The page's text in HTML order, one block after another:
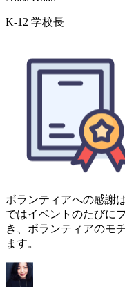
ボランティアへの感謝
ではイベントのたびに
き、ボランティアのモ
ます。
Farhan Siddiqui
NPO理事長